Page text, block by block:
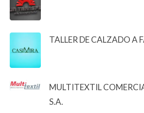
TALLER DE CALZADO A
MULTITEXTIL
S.A.